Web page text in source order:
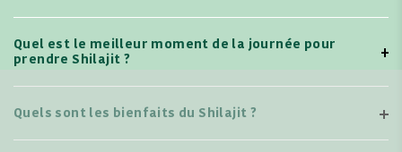
Quel est le meilleur moment de la journée pour
prendre Shilajit ?
Quels sont les bienfaits du Shilajit ?